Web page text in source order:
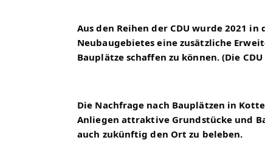
Aus den Reihen der CDU wurde 2021
Neubaugebietes eine zusätzliche
Bauplätze schaffen zu können. (Die
Die Nachfrage nach Bauplätzen in
Anliegen attraktive Grundstücke und
auch zukünftig den Ort zu beleben.